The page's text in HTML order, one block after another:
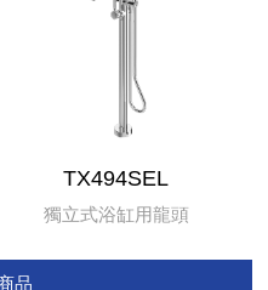
TX494SEL
獨立式浴缸用龍頭
品